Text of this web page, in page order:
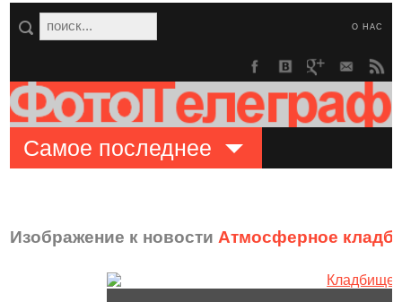
О НАС
Самое последнее
Изображение к новости Атмосферное